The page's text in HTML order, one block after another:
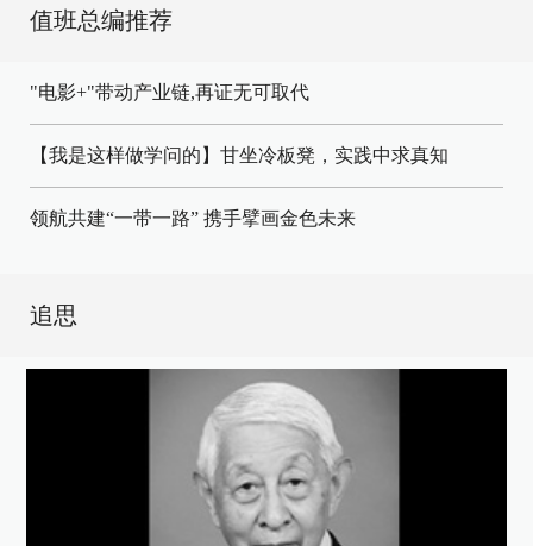
值班总编推荐
"电影+"带动产业链,再证无可取代
【我是这样做学问的】甘坐冷板凳，实践中求真知
领航共建“一带一路” 携手擘画金色未来
追思